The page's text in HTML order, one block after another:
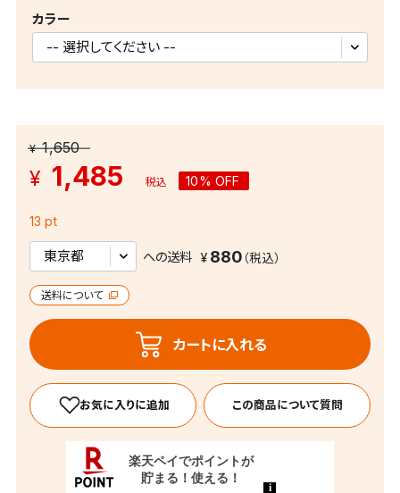
カラー
¥1,650
¥ 1,485 税込 10% OFF
13 pt
への送料 880
送料について
カートに入れる
この商品について質問